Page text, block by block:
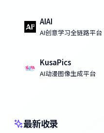
AIAI
AI创意学习全链路平台
KusaPics
AI动漫图像生成平台
最新收录